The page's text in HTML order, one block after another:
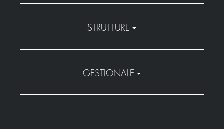
STRUTTURE
GESTIONALE